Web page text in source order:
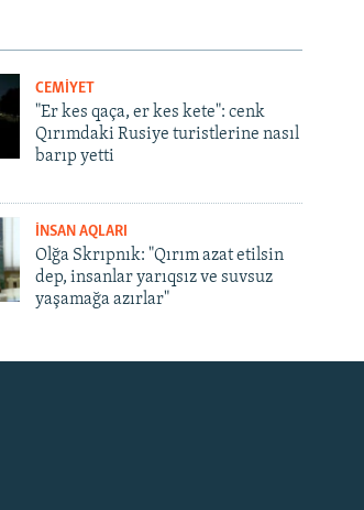
CEMİYET
"Er kes qaça, er kes kete": cenk
Qırımdaki Rusiye turistlerine nasıl
barıp yetti
İNSAN AQLARI
Olğa Skrıpnık: "Qırım azat etilsin
dep, insanlar yarıqsız ve suvsuz
yaşamağa azırlar"